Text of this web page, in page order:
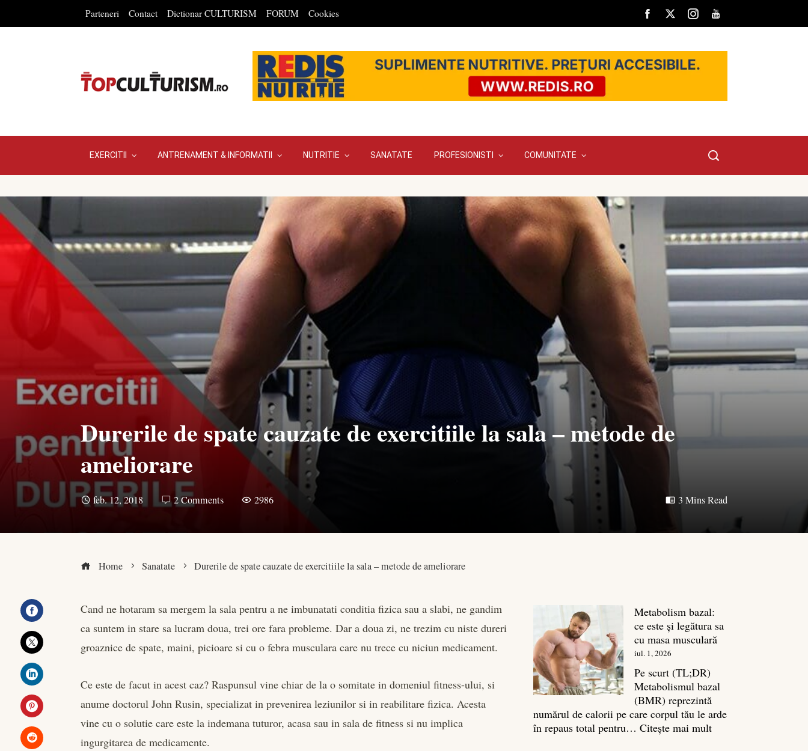
Parteneri Contact Dictionar CULTURISM FORUM Cookies
EXERCITII ANTRENAMENT & INFORMATII NUTRITIE SANATATE PROFESIONISTI COMUNITATE
Durerile de spate cauzate de exercitiile la sala – metode de
ameliorare
feb. 12, 2018 2 Comments 2986 3 Mins Read
Home Sanatate Durerile de spate cauzate de exercitiile la sala – metode de ameliorare
Facebook
Twitter
LinkedIn
Pinterest
Cand ne hotaram sa mergem la sala pentru a ne imbunatati conditia fizica sau a slabi, ne gandim
ca suntem in stare sa lucram doua, trei ore fara probleme. Dar a doua zi, ne trezim cu niste dureri
groaznice de spate, maini, picioare si cu o febra musculara care nu trece cu niciun medicament.
Ce este de facut in acest caz? Raspunsul vine chiar de la o somitate in domeniul fitness-ului, si
anume doctorul John Rusin, specializat in prevenirea leziunilor si in reabilitare fizica. Acesta
vine cu o solutie care este la indemana tuturor, acasa sau in sala de fitness si nu implica
ingurgitarea de medicamente.
Metabolism bazal:
ce este și legătura sa
cu masa musculară
iul. 1, 2026
Pe scurt (TL;DR)
Metabolismul bazal
(BMR) reprezintă
numărul de calorii pe care corpul tău le arde
în repaus total pentru…Citește mai mult: